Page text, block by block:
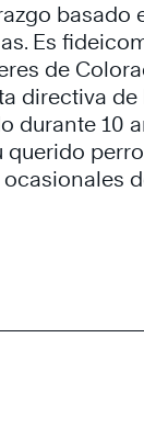
basado
Es
de
directiva de
durante 10
querido